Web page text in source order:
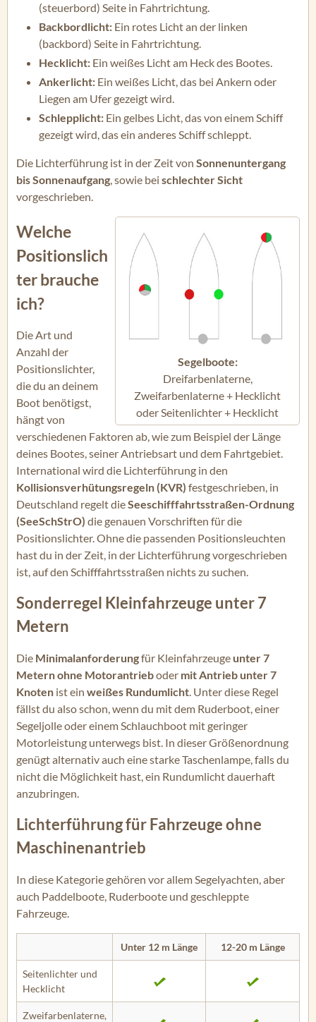
(steuerbord) Seite in Fahrtrichtung.
Backbordlicht: Ein rotes Licht an der linken
(backbord) Seite in Fahrtrichtung.
Hecklicht: Ein weißes Licht am Heck des Bootes.
Ankerlicht: Ein weißes Licht, das bei Ankern oder
Liegen am Ufer gezeigt wird.
Schlepplicht: Ein gelbes Licht, das von einem Schiff
gezeigt wird, das ein anderes Schiff schleppt.
Die Lichterführung ist in der Zeit von Sonnenuntergang
bis Sonnenaufgang, sowie bei schlechter Sicht
vorgeschrieben.
Segelboote:
Dreifarbenlaterne,
Zweifarbenlaterne + Hecklicht
oder Seitenlichter + Hecklicht
Welche
Positionslich
ter brauche
ich?
Die Art und
Anzahl der
Positionslichter,
die du an deinem
Boot benötigst,
hängt von
verschiedenen Faktoren ab, wie zum Beispiel der Länge
deines Bootes, seiner Antriebsart und dem Fahrtgebiet.
International wird die Lichterführung in den
Kollisionsverhütungsregeln (KVR) festgeschrieben, in
Deutschland regelt dieSeeschifffahrtsstraßen-Ordnung
(SeeSchStrO) die genauen Vorschriften für die
Positionslichter. Ohne die passenden Positionsleuchten
hast du in der Zeit, in der Lichterführung vorgeschrieben
ist, auf den Schifffahrtsstraßen nichts zu suchen.
Sonderregel Kleinfahrzeuge unter 7
Metern
Die Minimalanforderungfür Kleinfahrzeuge unter 7
Metern ohne Motorantrieboder mit Antrieb unter 7
Knoten ist ein weißes Rundumlicht. Unter diese Regel
fällst du also schon, wenn du mit dem Ruderboot, einer
Segeljolle oder einem Schlauchboot mit geringer
Motorleistung unterwegs bist. In dieser Größenordnung
genügt alternativ auch eine starke Taschenlampe, falls du
nicht die Möglichkeit hast, ein Rundumlicht dauerhaft
anzubringen.
Lichterführung für Fahrzeuge ohne
Maschinenantrieb
In diese Kategorie gehören vor allem Segelyachten, aber
auch Paddelboote, Ruderboote und geschleppte
Fahrzeuge.
Unter 12 m Länge 12-20 m Länge
Seitenlichter und
Hecklicht
Zweifarbenlaterne,